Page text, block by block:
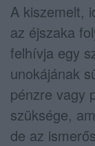
A kiszemelt,
az éjszaka
felhívja egy
unokájának
pénzre vagy
szüksége,
de az